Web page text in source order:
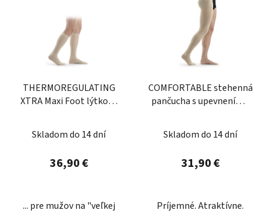
THERMOREGULATING
XTRA Maxi Foot lýtkové
Skladom do 14 dní
36,90 €
... pre mužov na "veľkej
COMFORTABLE stehenná
pančucha s upevnením v
Skladom do 14 dní
31,90 €
Príjemné. Atraktívne.